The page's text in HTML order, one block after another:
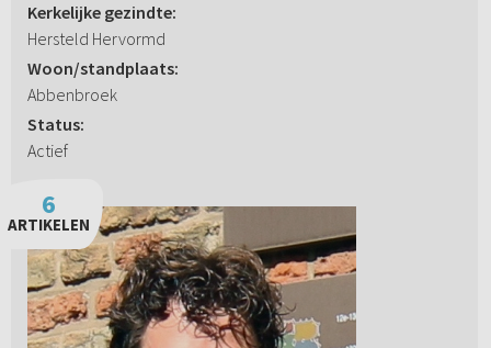
Kerkelijke gezindte:
Hersteld Hervormd
Woon/standplaats:
Abbenbroek
Status:
Actief
6
ARTIKELEN